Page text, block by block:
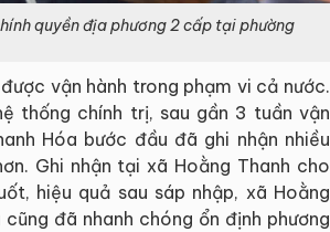
quyền địa phương 2 cấp tại phường
vận hành trong phạm vi cả nước.
thống chính trị, sau gần 3 tuần vận
Hóa bước đầu đã ghi nhận nhiều
Ghi nhận tại xã Hoằng Thanh cho
hiệu quả sau sáp nhập, xã Hoằng
đã nhanh chóng ổn định phương